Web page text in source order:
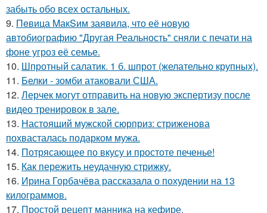
забыть обо всех остальных.
9. Пeвица MакSим заявила, что её новую
автобиографию "Другая Реальность" сняли с печати на
фоне угроз её семье.
10. Шпротный салатик. 1 б. шпрот (желательно крупных).
11. Белки - зомби атаковали США.
12. Лерчек могут отправить на новую экспертизу после
видео тренировок в зале.
13. Настоящий мужской сюрприз: стриженова
похвасталась подарком мужа.
14. Потрясающее по вкусу и простоте печенье!
15. Как пережить неудачную стрижку.
16. Ирина Горбачёва рассказала о похудении на 13
килограммов.
17. Простой рецепт манника на кефире.